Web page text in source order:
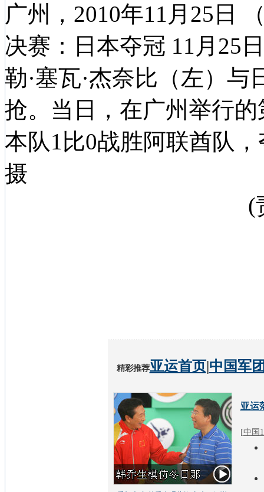
广州，2010年11月25日
决赛：日本夺冠 11月25
勒·塞瓦·杰奈比（左）
抢。当日，在广州举行
本队1比0战胜阿联酋队
摄
(
精彩推荐亚运首页|中国军
亚运
[中国